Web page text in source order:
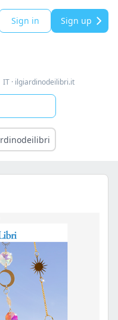
Sign in Sign up
IT · ilgiardinodeilibri.it